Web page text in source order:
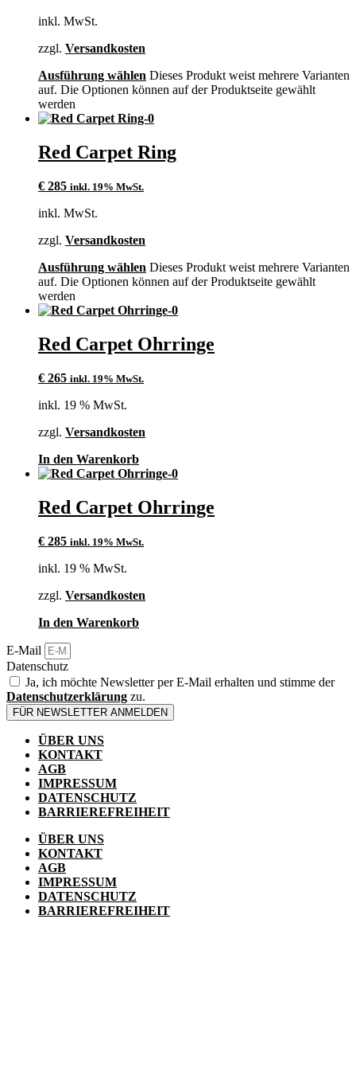
inkl. MwSt.
zzgl. Versandkosten
Ausführung wählen Dieses Produkt weist mehrere Varianten
auf. Die Optionen können auf der Produktseite gewählt
werden
Red Carpet Ring
€ 285 inkl. 19% MwSt.
inkl. MwSt.
zzgl. Versandkosten
Ausführung wählen Dieses Produkt weist mehrere Varianten
auf. Die Optionen können auf der Produktseite gewählt
werden
Red Carpet Ohrringe
€ 265 inkl. 19% MwSt.
inkl. 19 % MwSt.
zzgl. Versandkosten
In den Warenkorb
Red Carpet Ohrringe
€ 285 inkl. 19% MwSt.
inkl. 19 % MwSt.
zzgl. Versandkosten
In den Warenkorb
E-Mail
Datenschutz
Ja, ich möchte Newsletter per E-Mail erhalten und stimme der
Datenschutzerklärung zu.
FÜR NEWSLETTER ANMELDEN
ÜBER UNS
KONTAKT
AGB
IMPRESSUM
DATENSCHUTZ
BARRIEREFREIHEIT
ÜBER UNS
KONTAKT
AGB
IMPRESSUM
DATENSCHUTZ
BARRIEREFREIHEIT